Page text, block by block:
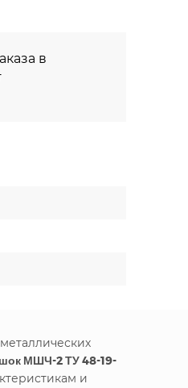
в
МШЧ-2 ТУ 48-19-
и